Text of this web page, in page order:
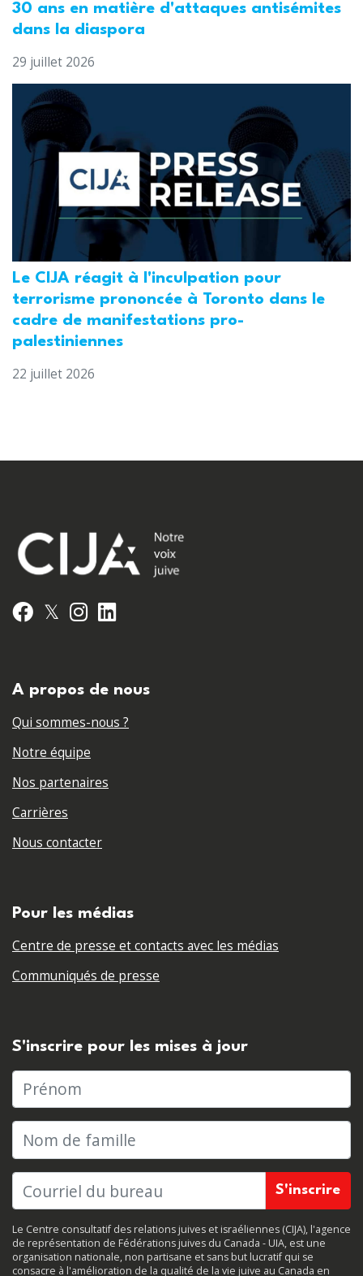
30 ans en matière d'attaques antisémites
dans la diaspora
29 juillet 2026
Le CIJA réagit à l'inculpation pour
terrorisme prononcée à Toronto dans le
cadre de manifestations pro-
palestiniennes
22 juillet 2026
Facebook
𝕏 Instagram
A propos de nous
Qui sommes-nous ?
Notre équipe
Nos partenaires
Carrières
Nous contacter
Pour les médias
Centre de presse et contacts avec les médias
Communiqués de presse
S'inscrire pour les mises à jour
Prénom
Nom de famille
Le Centre consultatif des relations juives et israéliennes (CIJA), l'agence
de représentation de Fédérations juives du Canada - UIA, est une
organisation nationale, non partisane et sans but lucratif qui se
consacre à l'amélioration de la qualité de la vie juive au Canada en